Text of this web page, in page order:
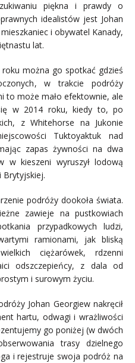
piękna i prawdy o
idealistów jest Johan
i obywatel Kanady,
lat.
można go spotkać gdzieś
w trakcie podróży
to może mało efektownie, ale
w 2014 roku, kiedy to, po
z Whitehorse na Jukonie
Tuktoyaktuk nad
zapas żywności na dwa
w kieszeni wyruszył lodową
Brytyjskiej.
podróży dookoła świata.
zawieje na pustkowiach
przypadkowych ludzi,
ramionami, jak bliską
ciężarówek, rdzenni
odszczepieńcy, z dala od
i surowym życiu.
Johan Georgiew nakręcił
hartu, odwagi i wrażliwości
go poniżej (w dwóch
trasy dzielnego
i rejestruje swoja podróż na